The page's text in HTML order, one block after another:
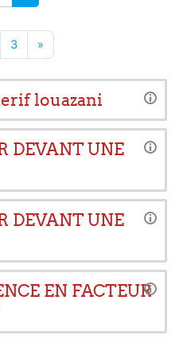
SEARCH COURSES
2
3Page 3
»
louazani
DEVANT UNE
DEVANT UNE
EN FACTEUR